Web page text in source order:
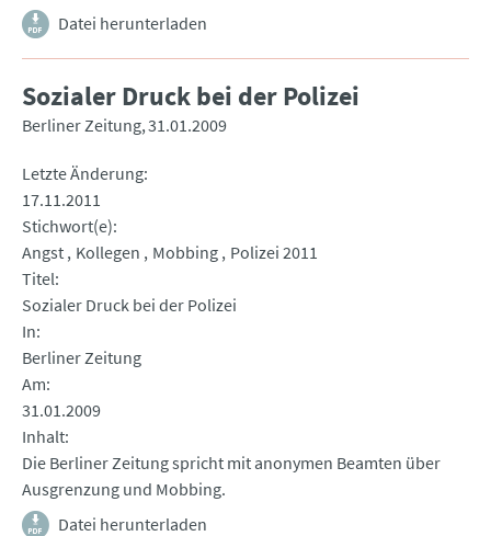
Datei herunterladen
Sozialer Druck bei der Polizei
Berliner Zeitung 31.01.2009
Letzte Änderung
17.11.2011
Stichwort(e)
Angst Kollegen Mobbing Polizei 2011
Titel
Sozialer Druck bei der Polizei
In
Berliner Zeitung
Am
31.01.2009
Inhalt
Die Berliner Zeitung spricht mit anonymen Beamten über
Ausgrenzung und Mobbing.
Datei herunterladen